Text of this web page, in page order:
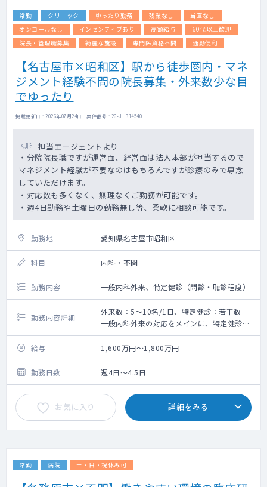
ンズ）
常勤 クリニック ゆったり勤務 残業なし
当直なし
オンコールなし
インセンティブあり 高額給与
60代以上歓迎
院長・管理職募集
綺麗な施設 専門医資格不問 通勤便利
【名古屋市×昭和区】駅から徒歩圏内・マネ
ジメント経験不問の院長募集・外来数少な目
でゆったり
掲載更新日 : 2026年07月24日 案件番号 : 26-JH314540
担当エージェントより
・分院院長職ですが運営面、経営面は法人本部が担当するので
マネジメント経験が不要なのはもちろんですが診療のみで専念
していただけます。
・対応数も多くなく、無理なくご勤務が可能です。
・週4日勤務や土曜日の勤務無し等、柔軟に相談可能です。
勤務地 愛知県名古屋市昭和区
科目 内科・不問
勤務内容 一般内科外来、特定健診（問診・聴診程度）
勤務内容詳細
外来数：5～10名/1日、特定健診：若干数
一般内科外来の対応をメインに、特定健診も
若干数、および可能でしたら同法人のクリニ
ックの健診の読影もお願い致します。
4月開院したばかりですので外来数は5～10名
程度となっております。
給与 1,600万円～1,800万円
勤務日数 週4日～4.5日
お気に入り 詳細をみる
常勤 病院 土・日・祝休み可